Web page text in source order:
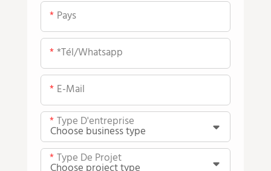
Pays
*tél/whatsapp
E-Mail
Type D'entreprise
Type De Projet